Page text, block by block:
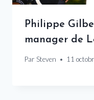
Philippe
manager de
Par Steven 11